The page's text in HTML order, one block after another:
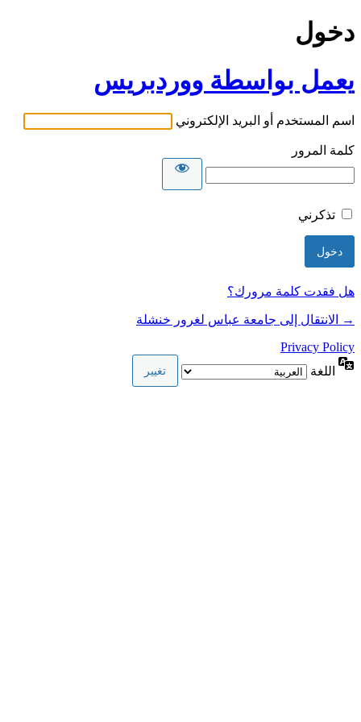
دخول
يعمل بواسطة ووردبريس
اسم المستخدم أو البريد الإلكتروني
كلمة المرور
تذكرني
هل فقدت كلمة مرورك؟
→ الانتقال إلى جامعة عباس لغرور خنشلة
Privacy Policy
اللغة